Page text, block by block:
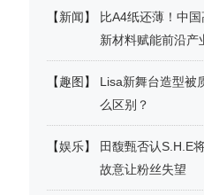
【新闻】
比A4纸还薄！中
新材料赋能前沿产
【趣图 】
Lisa新舞台造型被
么区别？
【娱乐】
田馥甄否认S.H.E
故意让粉丝失望